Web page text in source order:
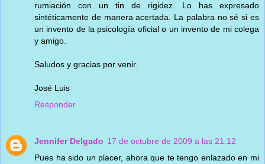
rumiación con un tin de rigidez. Lo has expresado
sintéticamente de manera acertada. La palabra no sé si es
un invento de la psicología oficial o un invento de mi colega
y amigo.
Saludos y gracias por venir.
José Luis
Responder
Jennifer Delgado 17 de octubre de 2009 a las 21:12
Pues ha sido un placer, ahora que te tengo enlazado en mi